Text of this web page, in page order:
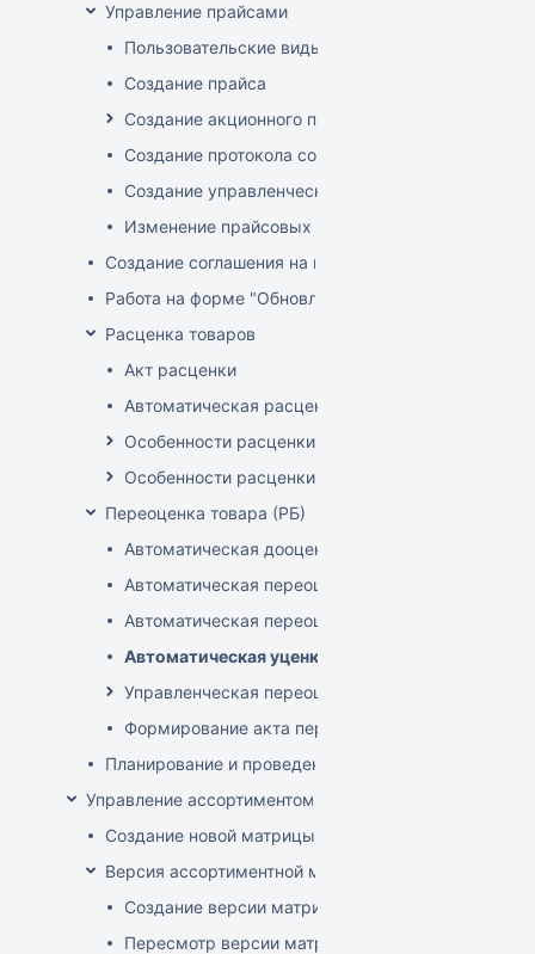
Управление прайсами
Пользовательские виды цен
Создание прайса
Создание акционного прайса
Создание протокола согласования цен
Создание управленческого прайса
Изменение прайсовых цен
Создание соглашения на поставку
Работа на форме "Обновление розничных цен"
Расценка товаров
Акт расценки
Автоматическая расценка при проведении
Особенности расценки в РБ
Особенности расценки РФ
Переоценка товара (РБ)
Автоматическая дооценка товаров
Автоматическая переоценка акционного товара
Автоматическая переоценка по прайсам и
Автоматическая уценка товаров
Управленческая переоценка
Формирование акта переоценки
Планирование и проведение акций
Управление ассортиментом магазинов
Создание новой матрицы
Версия ассортиментной матрицы
Создание версии матрицы
Пересмотр версии матрицы